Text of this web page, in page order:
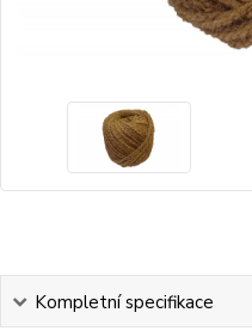
Kompletní specifikace